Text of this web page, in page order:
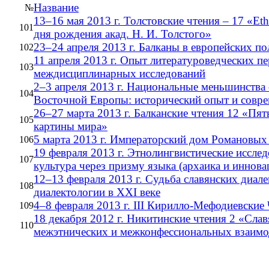
№Название
101
13–16 мая 2013 г. Толстовские чтения – 17
дня рождения акад. Н. И. Толстого»
10223–24 апреля 2013 г. Балканы в европейских
103
11 апреля 2013 г. Опыт литературоведческих
междисциплинарных исследований
104
2–3 апреля 2013 г. Национальные
Восточной Европы: исторический опыт и
105
26–27 марта 2013 г. Балканские чтения 12
картины мира»
1065 марта 2013 г. Императорский дом
107
19 февраля 2013 г. Этнолингвистические
культура через призму языка (архаика и
108
12–13 февраля 2013 г. Судьба славянских
диалектологии в ХХI веке
1094–8 февраля 2013 г. III Кирилло-Мефодиевские
110
18 декабря 2012 г. Никитинские чтения 2
межэтнических и межконфессиональных